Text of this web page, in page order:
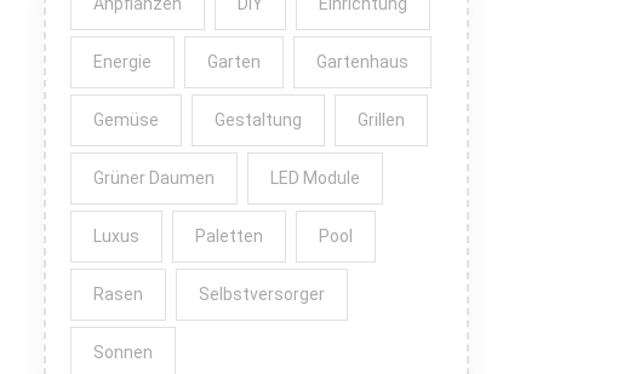
Energie Garten Gartenhaus
Gemüse Gestaltung Grillen
Grüner Daumen LED Module
Luxus Paletten Pool
Rasen Selbstversorger
Sonnen